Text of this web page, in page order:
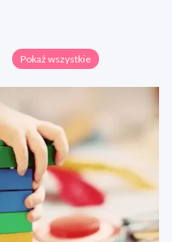
Pokaż wszystkie